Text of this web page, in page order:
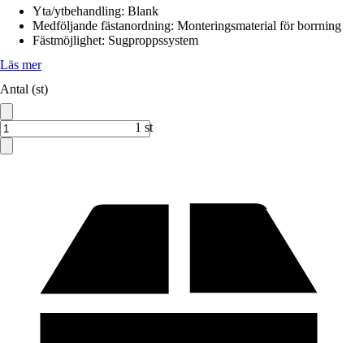
Yta/ytbehandling: Blank
Medföljande fästanordning: Monteringsmaterial för borrning
Fästmöjlighet: Sugproppssystem
Läs mer
Antal (st)
1 st